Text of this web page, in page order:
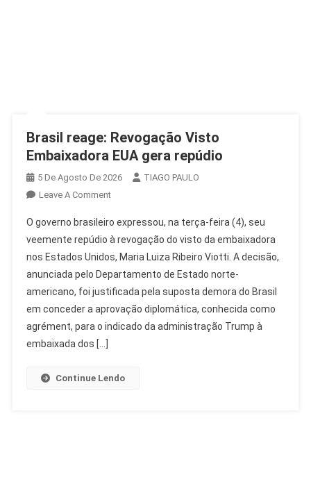
Brasil reage: Revogação Visto
Embaixadora EUA gera repúdio
5 De Agosto De 2026
TIAGO PAULO
Leave A CommentOn
Reage:
Revogação
Visto
Embaixadora
EUA
Gera
Repúdio
O governo brasileiro expressou, na terça-feira (4), seu
veemente repúdio à revogação do visto da embaixadora
nos Estados Unidos, Maria Luiza Ribeiro Viotti. A decisão,
anunciada pelo Departamento de Estado norte-
americano, foi justificada pela suposta demora do Brasil
em conceder a aprovação diplomática, conhecida como
agrément, para o indicado da administração Trump à
embaixada dos […]
Continue Lendo